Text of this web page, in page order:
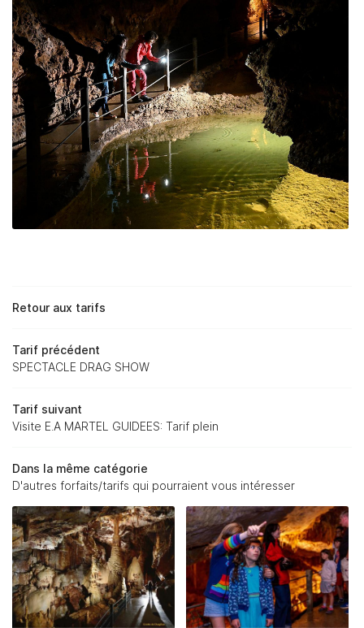
LA GROTTE
SERVICES
& VIDÉOS
AVIS
CONTACT
Retour aux tarifs
Tarif précédent
SPECTACLE DRAG SHOW
Tarif suivant
Visite E.A MARTEL GUIDEES: Tarif plein
Dans la même catégorie
D'autres forfaits/tarifs qui pourraient vous intéresser